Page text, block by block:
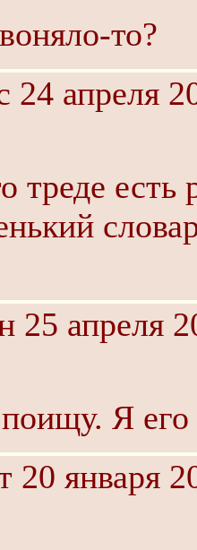
то?
24 апреля
треде
25 апреля
Я его
20 января